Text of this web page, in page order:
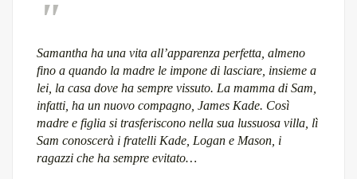
Samantha ha una vita all’apparenza perfetta, almeno
fino a quando la madre le impone di lasciare, insieme a
lei, la casa dove ha sempre vissuto. La mamma di Sam,
infatti, ha un nuovo compagno, James Kade. Così
madre e figlia si trasferiscono nella sua lussuosa villa, lì
Sam conoscerà i fratelli Kade, Logan e Mason, i
ragazzi che ha sempre evitato…